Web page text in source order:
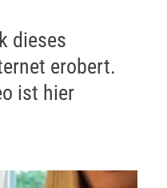
dieses
erobert.
ist hier